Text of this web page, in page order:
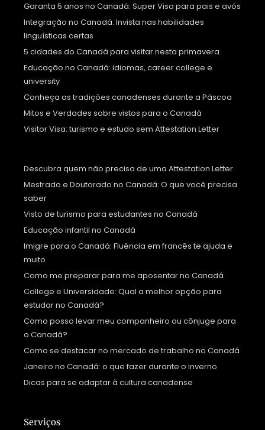
Garanta 5 anos no Canadá: Super Visa para pais e avós
Integração no Canadá: Invista nas habilidades
linguísticas certas
5 cidades do Canadá para visitar nesta primavera
Educação no Canadá: idiomas, career college e
university
Conheça as tradições canadenses durante a Páscoa
Mitos e Verdades sobre vistos para o Canadá
Visitor Visa: turismo e estudo sem Attestation Letter
Descubra quem não precisa de uma Attestation Letter
Mestrado e Doutorado no Canadá: O que você precisa
saber
Visto de turismo para estudantes no Canadá
Educação infantil no Canadá
Imigre para o Canadá: Fluência em francês te ajuda e
muito
Como me preparar para me aposentar no Canadá
College e Universidade: Qual a melhor opção para
estudar no Canadá?
Como posso levar meu companheiro ou cônjuge para
o Canadá?
Como se destacar no mercado de trabalho no Canadá
Janeiro no Canadá: o que fazer durante o inverno
Dicas para se adaptar à cultura canadense
Serviços